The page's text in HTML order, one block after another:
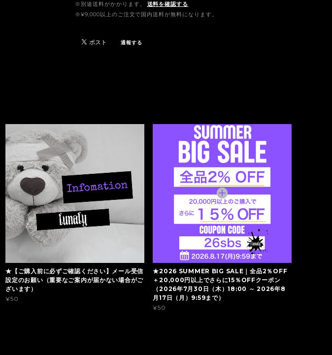
※別途送料がかかります。
送料を確認する
※¥9,000以上のご注文で国内送料が無料になります。
通報する
★【ご購入前に必ずご確認ください】メール受信
設定のお願い（重要なご案内が届かない場合がご
ざいます）
¥50
★2026 SUMMER BIG SALE｜全品2％OFF
＋20,000円以上でさらに15％OFFクーポン
（2026年7月30日（木）18:00 ～ 2026年8
月17日（月）9:59まで）
¥50